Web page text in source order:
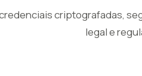
criptografadas,
legal e